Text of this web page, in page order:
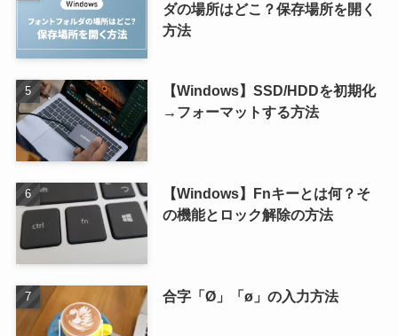
ダの場所はどこ？保存場所を開く
方法
【Windows】SSD/HDDを初期化
→フォーマットする方法
【Windows】Fnキーとは何？そ
の機能とロック解除の方法
合字「Ø」「ø」の入力方法